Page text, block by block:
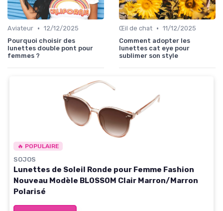
Aviateur • 12/12/2025
Pourquoi choisir des
lunettes double pont pour
femmes ?
Œil de chat • 11/12/2025
Comment adopter les
lunettes cat eye pour
sublimer son style
🔥 POPULAIRE
SOJOS
Lunettes de Soleil Ronde pour Femme Fashion
Nouveau Modèle BLOSSOM Clair Marron/Marron
Polarisé